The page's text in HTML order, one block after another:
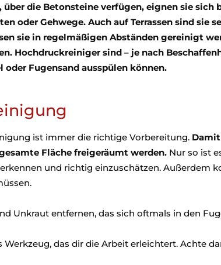
die Betonsteine verfügen, eignen sie sich
oder Gehwege. Auch auf Terrassen sind sie
sie in regelmäßigen Abständen gereinigt
Hochdruckreiniger sind – je nach
Fugensand ausspülen können.
ist immer die richtige Vorbereitung.
Fläche freigeräumt werden. Nur so ist
und richtig einzuschätzen. Außerdem
Unkraut entfernen, das sich oftmals in den
das dir die Arbeit erleichtert. Achte